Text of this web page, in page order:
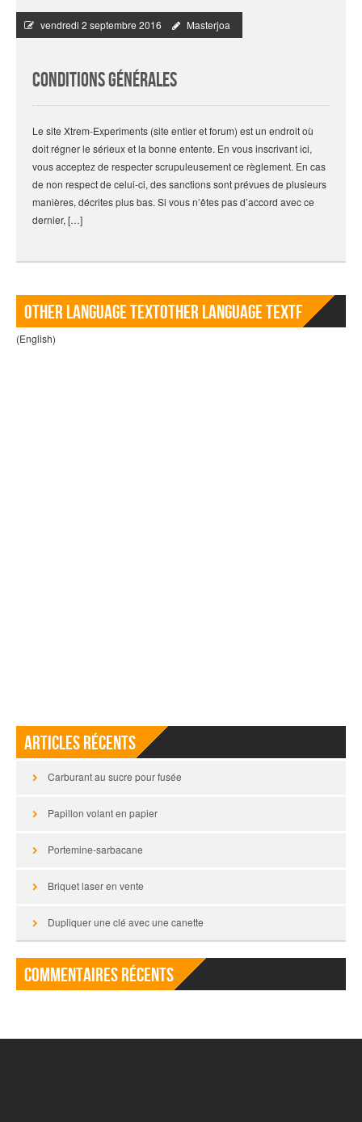
vendredi 2 septembre 2016 Masterjoa
Conditions générales
Le site Xtrem-Experiments (site entier et forum) est un endroit où
doit régner le sérieux et la bonne entente. En vous inscrivant ici,
vous acceptez de respecter scrupuleusement ce règlement. En cas
de non respect de celui-ci, des sanctions sont prévues de plusieurs
manières, décrites plus bas. Si vous n’êtes pas d’accord avec ce
dernier, […]
Other language TextOther language Textf
(English)
Articles récents
Carburant au sucre pour fusée
Papillon volant en papier
Portemine-sarbacane
Briquet laser en vente
Dupliquer une clé avec une canette
Commentaires récents